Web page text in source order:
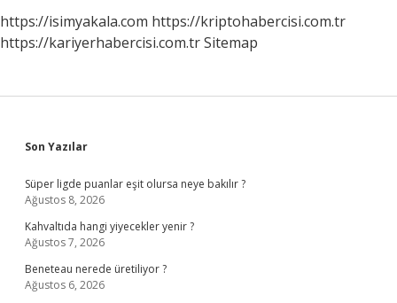
https://isimyakala.com https://kriptohabercisi.com.tr
https://kariyerhabercisi.com.trSitemap
Sidebar
Son Yazılar
Süper ligde puanlar eşit olursa neye bakılır ?
Ağustos 8, 2026
Kahvaltıda hangi yiyecekler yenir ?
Ağustos 7, 2026
Beneteau nerede üretiliyor ?
Ağustos 6, 2026